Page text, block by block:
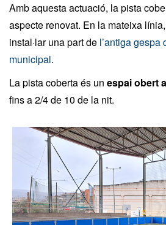
Amb aquesta actuació, la pista
aspecte renovat. En la mateixa
instal·lar una part de l’antiga gespa
municipal.
La pista coberta és un espai obert
fins a 2/4 de 10 de la nit.